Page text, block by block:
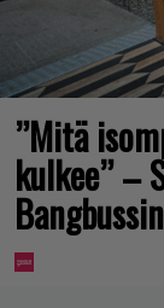
”Mitä
kulkee” –